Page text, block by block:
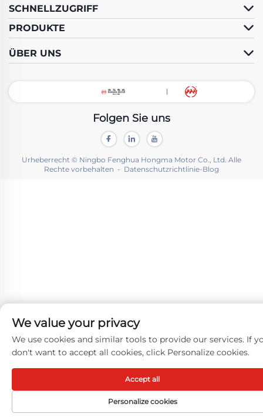
SCHNELLZUGRIFF
PRODUKTE
ÜBER UNS
Folgen Sie uns
Urheberrecht © Ningbo Fenghua Hongma Motor Co., Ltd. Alle
Rechte vorbehalten - Datenschutzrichtlinie-Blog
We value your privacy
We use cookies and similar tools to provide our services. If
don't want to accept all cookies, click Personalize cookies.
Personalize cookies
Accept all